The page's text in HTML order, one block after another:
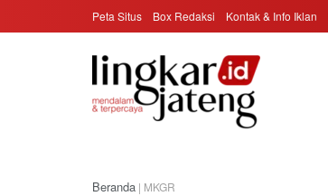
Peta Situs Box Redaksi Kontak & Info Iklan
Beranda | MKGR